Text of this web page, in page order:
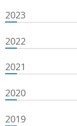
2023
2022
2021
2020
2019